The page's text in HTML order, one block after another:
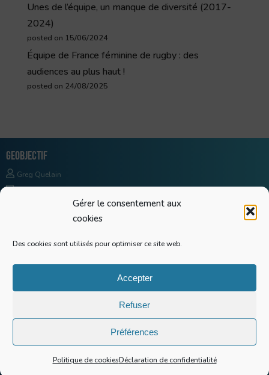
Gérer le consentement aux
cookies
Des cookies sont utilisés pour optimiser ce site web.
Accepter
Refuser
Préférences
Politique de cookiesDéclaration de confidentialité
Unes de l’équipe, un manque de diversité (2017-
2024)
posted on 15/06/2024
Équipe de France féminine de rugby : des
audiences au plus haut !
posted on 24/08/2025
Geobjectif
Greg Quelain
A propos
Mes publications